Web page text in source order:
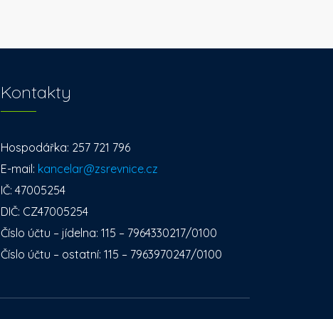
Kontakty
Hospodářka: 257 721 796
E-mail: kancelar@zsrevnice.cz
IČ: 47005254
DIČ: CZ47005254
Číslo účtu – jídelna: 115 – 7964330217/0100
Číslo účtu – ostatní: 115 – 7963970247/0100